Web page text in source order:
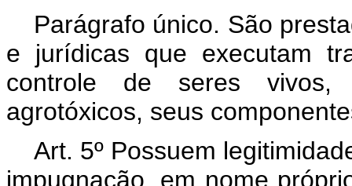
Parágrafo único. São
e jurídicas que executam
controle de seres vivos,
agrotóxicos, seus
Art. 5º Possuem
impugnação, em nome